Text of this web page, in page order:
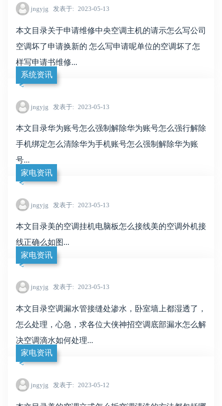
jngyjg 发表于 2023-05-13
本文目录关于申请维修中央空调主机的请示怎么写公司
空调坏了申请换新的 怎么写申请呢单位的空调坏了怎
样写申请书维修...
系统资讯
jngyjg 发表于 2023-05-13
本文目录华为账号怎么强制解除华为账号怎么强行解除
手机绑定怎么清除华为手机账号怎么强制解除华为账
号...
家电资讯
jngyjg 发表于 2023-05-13
本文目录美的空调挂机电脑板怎么接线美的空调外机接
线正确么如图...
家电资讯
jngyjg 发表于 2023-05-13
本文目录空调漏水管接缝处渗水，卧室墙上都湿透了，
怎么处理，心急，求各位大侠神招空调底部漏水怎么解
决空调滴水如何处理...
家电资讯
jngyjg 发表于 2023-05-12